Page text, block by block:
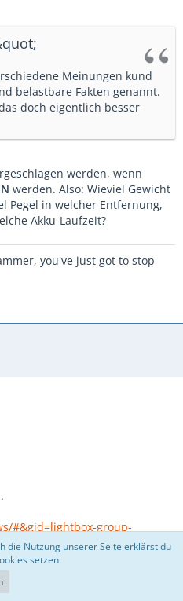
Meinungen kund
belastbare Fakten genannt.
doch eigentlich besser
werden, wenn
werden. Also: Wieviel Gewicht
Pegel in welcher Entfernung,
Akku-Laufzeit?
you've just got to stop
#&gid=lightbox-group-
lass mal was großes als
Bike mit dickem Koffer hinten
die Nutzung unserer Seite erklärst du
setzen.